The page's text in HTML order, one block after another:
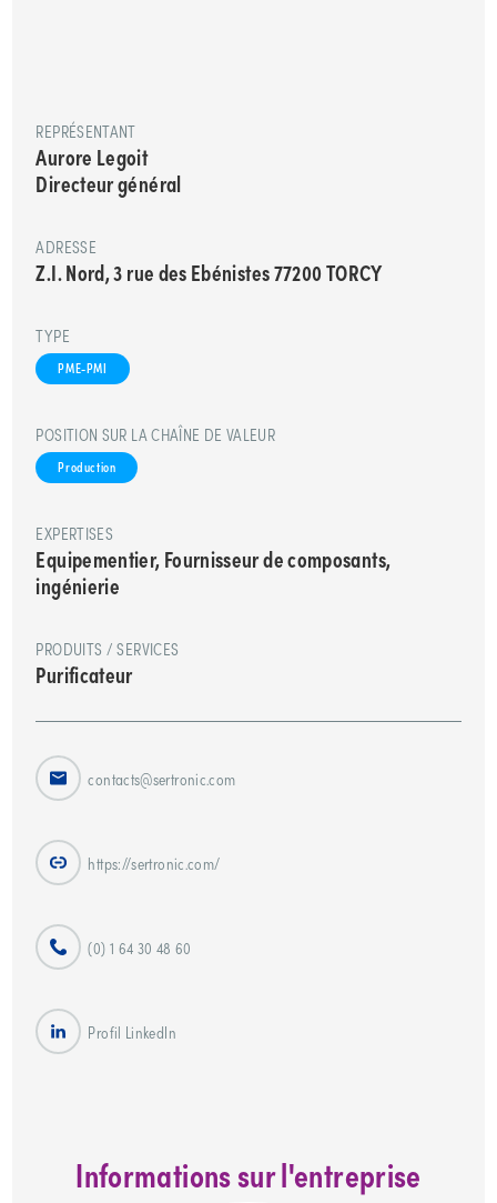
REPRÉSENTANT
Aurore Legoit
Directeur général
ADRESSE
Z.I. Nord, 3 rue des Ebénistes 77200 TORCY
TYPE
PME-PMI
POSITION SUR LA CHAÎNE DE VALEUR
Production
EXPERTISES
Equipementier, Fournisseur de composants,
ingénierie
PRODUITS / SERVICES
Purificateur
contacts@sertronic.com
https://sertronic.com/
(0) 1 64 30 48 60
Profil LinkedIn
Informations sur l'entreprise